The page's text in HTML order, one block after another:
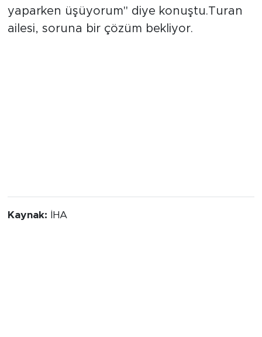
sobanın yanında yatıyoruz. Mutfakta iş
yaparken üşüyorum" diye konuştu.Turan